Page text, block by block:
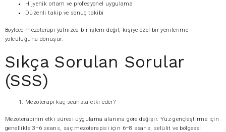
Hijyenik ortam ve profesyonel uygulama
Düzenli takip ve sonuç takibi
Böylece mezoterapi yalnızca bir işlem değil, kişiye özel bir yenilenme
yolculuğuna dönüşür.
Sıkça Sorulan Sorular
(SSS)
Mezoterapi kaç seansta etki eder?
Mezoterapinin etki süresi uygulama alanına göre değişir. Yüz gençleştirme için
genellikle 3–6 seans, saç mezoterapisi için 6–8 seans, selülit ve bölgesel